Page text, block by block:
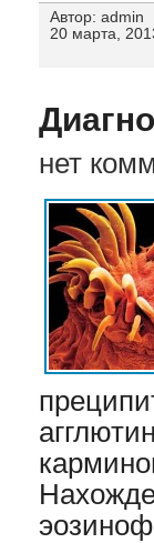
Автор: admin
20 марта,
нет